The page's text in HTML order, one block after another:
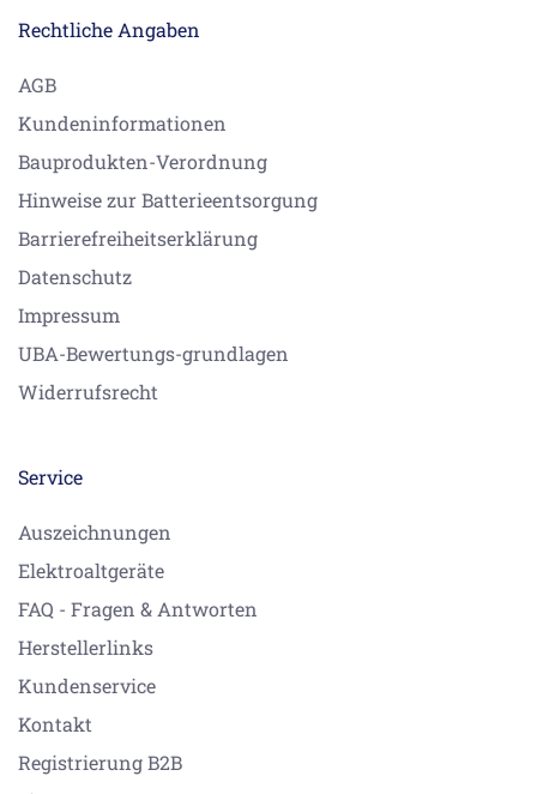
Rechtliche Angaben
AGB
Kundeninformationen
Bauprodukten-Verordnung
Hinweise zur Batterieentsorgung
Barrierefreiheitserklärung
Datenschutz
Impressum
UBA-Bewertungs-grundlagen
Widerrufsrecht
Service
Auszeichnungen
Elektroaltgeräte
FAQ - Fragen & Antworten
Herstellerlinks
Kundenservice
Kontakt
Registrierung B2B